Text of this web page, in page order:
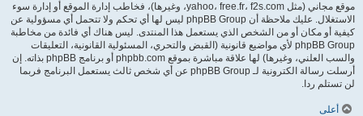
موقع مجاني (مثل yahoo، free.fr، f2s.com، وغيرها)، فخاطب إدارة الموقع أو إدارة سوء
الاستغلال. عليك ملاحظة أن phpBB Group ليس لها أي تحكم ولا تتحمل أي مسؤولية عن
كيفية أو مكان أو من الشخص الذي يستعمل هذا المنتدى. ليس هناك أي فائدة من مخاطبة
phpBB Group لأي مواضيع قانونية (القبض والتحري، المسئولية القانونية، التعليقات
والسب العلني، وغيرها) لها علاقة مباشرة بموقع phpbb.com أو برنامج phpBB بذاته. إن
أرسلت رسالة الكترونية لـ phpBB Group عن أي شخص ثالث يستعمل البرنامج فربما
لن تستلم ردا.
أعلى